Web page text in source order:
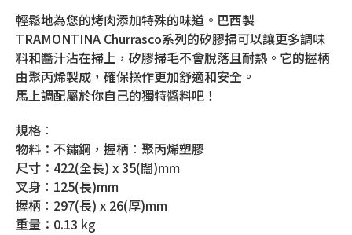
輕鬆地為您的烤肉添加特殊的味道。巴西製
TRAMONTINA Churrasco系列的矽膠掃可以讓更多調味
料和醬汁沾在掃上，矽膠掃毛不會脫落且耐熱。它的握柄
由聚丙烯製成，確保操作更加舒適和安全。
馬上調配屬於你自己的獨特醬料吧！
規格︰
物料：不鏽鋼，握柄︰聚丙烯塑膠
尺寸：422(全長) x 35(闊)mm
叉身︰125(長)mm
握柄︰297(長) x 26(厚)mm
重量：0.13 kg